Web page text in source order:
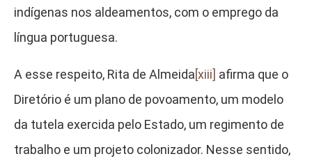
indígenas nos aldeamentos, com o emprego da
língua portuguesa.
A esse respeito, Rita de Almeida[xiii] afirma que o
Diretório é um plano de povoamento, um modelo
da tutela exercida pelo Estado, um regimento de
trabalho e um projeto colonizador. Nesse sentido,